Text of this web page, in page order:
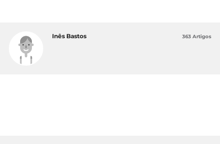
Inês Bastos 363 Artigos